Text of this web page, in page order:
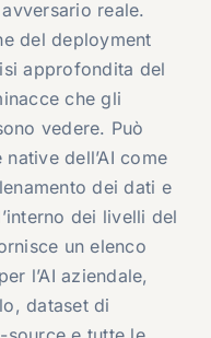
reale.
del deployment
approfondita del
che gli
vedere. Può
dell’AI come
dei dati e
dei livelli del
un elenco
l’AI aziendale,
dataset di